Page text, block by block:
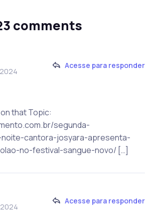
comments
Acesse para responder
that Topic:
segunda-
cantora-josyara-apresenta-
no-festival-sangue-novo/ […]
Acesse para responder